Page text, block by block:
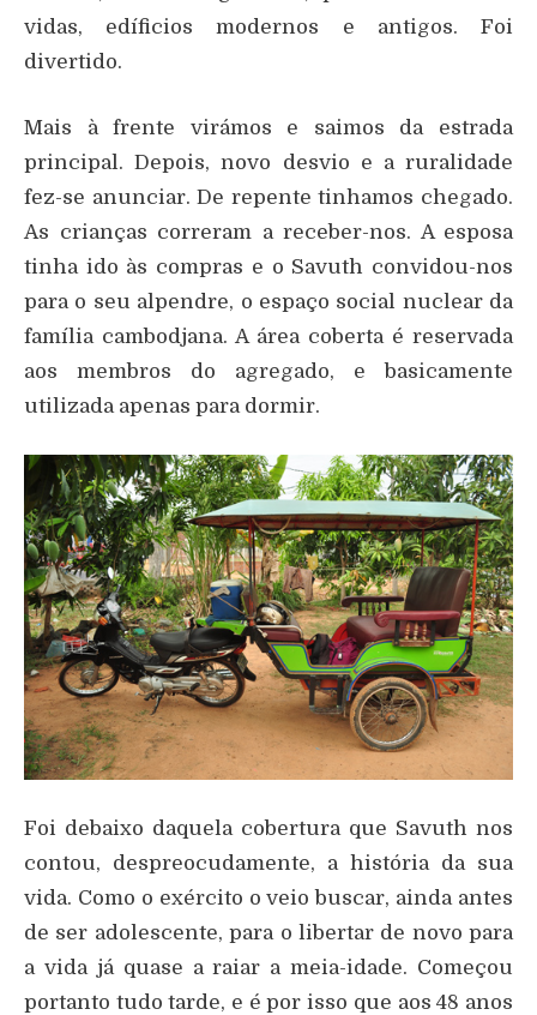
vidas, edíficios modernos e antigos. Foi
divertido.
Mais à frente virámos e saimos da estrada
principal. Depois, novo desvio e a ruralidade
fez-se anunciar. De repente tinhamos chegado.
As crianças correram a receber-nos. A esposa
tinha ido às compras e o Savuth convidou-nos
para o seu alpendre, o espaço social nuclear da
família cambodjana. A área coberta é reservada
aos membros do agregado, e basicamente
utilizada apenas para dormir.
Foi debaixo daquela cobertura que Savuth nos
contou, despreocudamente, a história da sua
vida. Como o exército o veio buscar, ainda antes
de ser adolescente, para o libertar de novo para
a vida já quase a raiar a meia-idade. Começou
portanto tudo tarde, e é por isso que aos 48 anos